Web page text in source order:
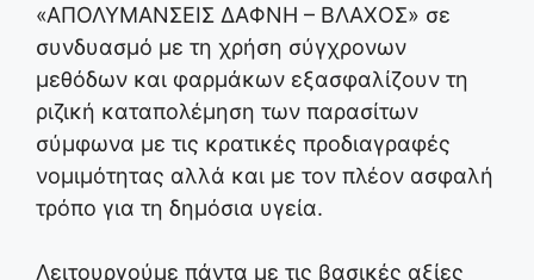
«ΑΠΟΛΥΜΑΝΣΕΙΣ ΔΑΦΝΗ – ΒΛΑΧΟΣ» σε
συνδυασμό με τη χρήση σύγχρονων
μεθόδων και φαρμάκων εξασφαλίζουν τη
ριζική καταπολέμηση των παρασίτων
σύμφωνα με τις κρατικές προδιαγραφές
νομιμότητας αλλά και με τον πλέον ασφαλή
τρόπο για τη δημόσια υγεία.
Λειτουργούμε πάντα με τις βασικές αξίες